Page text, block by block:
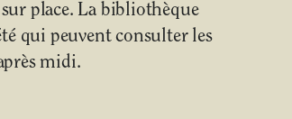
place. La bibliothèque
qui peuvent consulter les
midi.